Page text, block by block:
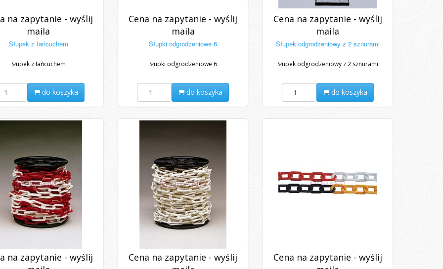
na zapytanie - wyślij
maila
Słupek z łańcuchem
Słupek z łańcuchem
do koszyka
Cena na zapytanie - wyślij
maila
Słupki odgrodzeniowe 6
Słupki odgrodzeniowe 6
do koszyka
Cena na zapytanie - wyślij
maila
Słupek odgrodzeniowy z 2 sznurami
Słupek odgrodzeniowy z 2 sznurami
do koszyka
na zapytanie - wyślij
Cena na zapytanie - wyślij
Cena na zapytanie - wyślij